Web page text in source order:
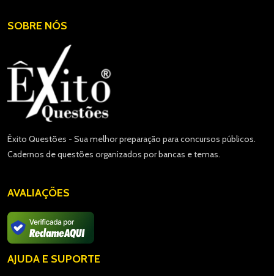
SOBRE NÓS
Êxito Questões - Sua melhor preparação para concursos públicos.
Cadernos de questões organizados por bancas e temas.
AVALIAÇÕES
AJUDA E SUPORTE